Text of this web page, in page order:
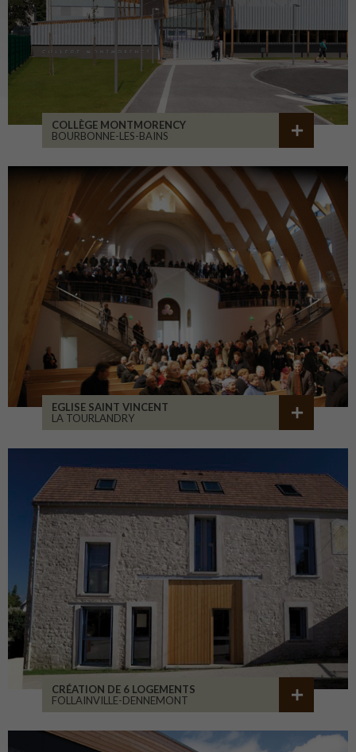
COLLÈGE MONTMORENCY
BOURBONNE-LES-BAINS
EGLISE SAINT VINCENT
LA TOURLANDRY
CRÉATION DE 6 LOGEMENTS
FOLLAINVILLE-DENNEMONT